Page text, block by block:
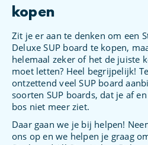
kopen
Zit je er aan te denken om een
Deluxe SUP board te kopen,
helemaal zeker of het de juiste
moet letten? Heel begrijpelijk!
ontzettend veel SUP board
soorten SUP boards, dat je af
bos niet meer ziet.
Daar gaan we je bij helpen!
ons op en we helpen je graag